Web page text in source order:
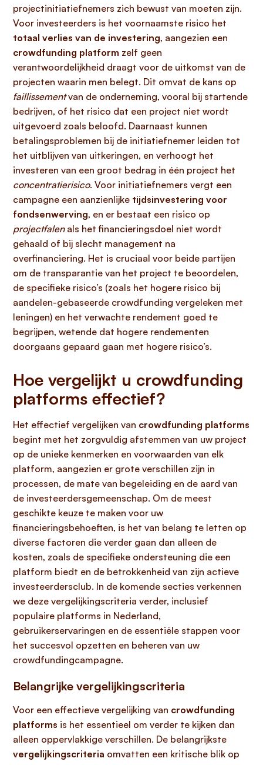
projectinitiatiefnemers zich bewust van moeten zijn.
Voor investeerders is het voornaamste risico het
totaal verlies van de investering, aangezien een
crowdfunding platform zelf geen
verantwoordelijkheid draagt voor de uitkomst van de
projecten waarin men belegt. Dit omvat de kans op
faillissementvan de onderneming, vooral bij startende
bedrijven, of het risico dat een project niet wordt
uitgevoerd zoals beloofd. Daarnaast kunnen
betalingsproblemen bij de initiatiefnemer leiden tot
het uitblijven van uitkeringen, en verhoogt het
investeren van een groot bedrag in één project het
concentratierisico. Voor initiatiefnemers vergt een
campagne een aanzienlijke tijdsinvestering voor
fondsenwerving, en er bestaat een risico op
projectfalenals het financieringsdoel niet wordt
gehaald of bij slecht management na
overfinanciering. Het is cruciaal voor beide partijen
om de transparantie van het project te beoordelen,
de specifieke risico’s (zoals het hogere risico bij
aandelen-gebaseerde crowdfunding vergeleken met
leningen) en het verwachte rendement goed te
begrijpen, wetende dat hogere rendementen
doorgaans gepaard gaan met hogere risico’s.
Hoe vergelijkt u crowdfunding
platforms effectief?
Het effectief vergelijken van crowdfunding platforms
begint met het zorgvuldig afstemmen van uw project
op de unieke kenmerken en voorwaarden van elk
platform, aangezien er grote verschillen zijn in
processen, de mate van begeleiding en de aard van
de investeerdersgemeenschap. Om de meest
geschikte keuze te maken voor uw
financieringsbehoeften, is het van belang te letten op
diverse factoren die verder gaan dan alleen de
kosten, zoals de specifieke ondersteuning die een
platform biedt en de betrokkenheid van zijn actieve
investeerdersclub. In de komende secties verkennen
we deze vergelijkingscriteria verder, inclusief
populaire platforms in Nederland,
gebruikerservaringen en de essentiële stappen voor
het succesvol opzetten en beheren van uw
crowdfundingcampagne.
Belangrijke vergelijkingscriteria
Voor een effectieve vergelijking van crowdfunding
platforms is het essentieel om verder te kijken dan
alleen oppervlakkige verschillen. De belangrijkste
vergelijkingscriteria omvatten een kritische blik op